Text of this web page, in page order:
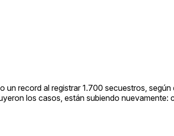
un record al registrar 1.700 secuestros,
los casos, están subiendo